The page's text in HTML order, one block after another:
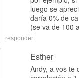
luego se
daría 0% de
(se va de 100
responder
Esther
Andy, a vos te